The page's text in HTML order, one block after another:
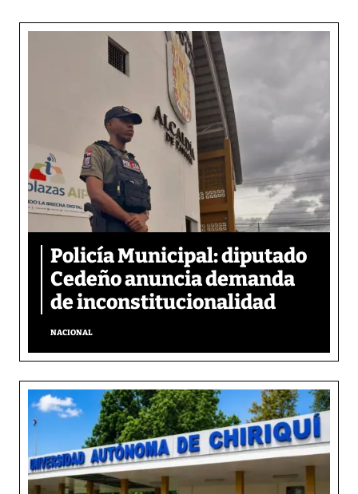
Policía Municipal: diputado
Cedeño anuncia demanda
de inconstitucionalidad
NACIONAL